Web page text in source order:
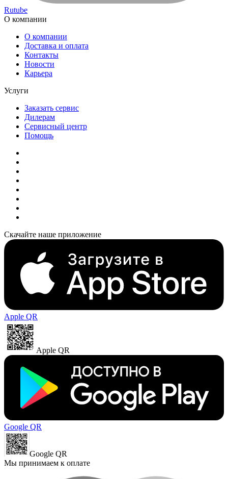
Rutube
О компании
О компании
Доставка и оплата
Контакты
Новости
Карьера
Услуги
Заказать сервис
Дилерам
Сервисный центр
Помощь
Скачайте наше приложение
Apple QR
Apple QR
Google QR
Google QR
Мы принимаем к оплате